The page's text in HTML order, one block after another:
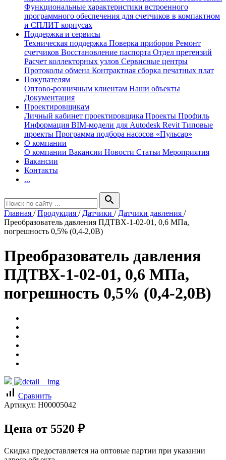
Функциональные характеристики встроенного
программного обеспечения для счетчиков в компактном
и СПЛИТ корпусах
Поддержка и сервисы
Техническая поддержка Поверка приборов Ремонт
счетчиков Восстановление паспорта Отдел претензий
Расчет коллекторных узлов Сервисные центры
Протоколы обмена Контрактная сборка печатных плат
Покупателям
Оптово-розничным клиентам Наши объекты
Документация
Проектировщикам
Личный кабинет проектировщика Проекты Профиль
Информация BIM-модели для Autodesk Revit Типовые
проекты Программа подбора насосов «Пульсар»
О компании
О компании Вакансии Новости Статьи Мероприятия
Вакансии
Контакты
...
search
Главная /Продукция / Датчики / Датчики давления /
Преобразователь давления ПДТВХ-1-02-01, 0,6 МПа,
погрешность 0,5% (0,4-2,0В)
Преобразователь давления
ПДТВХ-1-02-01, 0,6 МПа,
погрешность 0,5% (0,4-2,0В)
signal_cellular_alt Сравнить
Артикул: Н00005042
Цена от 5520 ₽
Скидка предоставляется на оптовые партии при указании